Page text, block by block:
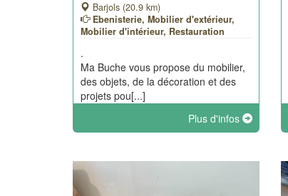
Barjols (20.9 km)
Ebenisterie, Mobilier d'extérieur,
Mobilier d'intérieur, Restauration
.
Ma Buche vous propose du mobilier,
des objets, de la décoration et des
projets pou[...]
Plus d'infos